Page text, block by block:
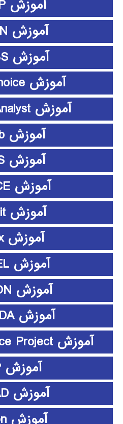
آموزش EMTP
آموزش ePLAN
آموزش ETABS
آموزش expert choice
آموزش Frontier Analyst
آموزش github
آموزش HFSS
آموزش HSPICE
آموزش L-Edit
آموزش Latex
آموزش LISREL
آموزش LUMION
آموزش MAXQDA
آموزش Microsoft Office Project
آموزش PHP
آموزش PSCAD
آموزش python